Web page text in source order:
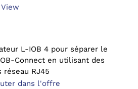
L-IOB 4 pour séparer le
Connect en utilisant des
réseau RJ45
dans l'offre